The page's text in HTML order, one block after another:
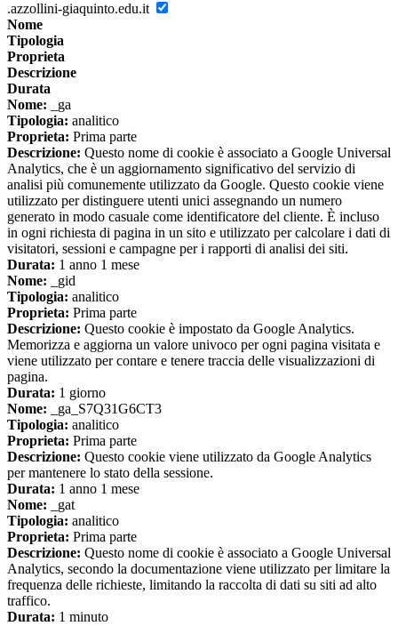
.azzollini-giaquinto.edu.it
Nome
Tipologia
Proprieta
Descrizione
Durata
Nome: _ga
Tipologia: analitico
Proprieta: Prima parte
Descrizione: Questo nome di cookie è associato a Google Universal
Analytics, che è un aggiornamento significativo del servizio di
analisi più comunemente utilizzato da Google. Questo cookie viene
utilizzato per distinguere utenti unici assegnando un numero
generato in modo casuale come identificatore del cliente. È incluso
in ogni richiesta di pagina in un sito e utilizzato per calcolare i dati di
visitatori, sessioni e campagne per i rapporti di analisi dei siti.
Durata: 1 anno 1 mese
Nome: _gid
Tipologia: analitico
Proprieta: Prima parte
Descrizione: Questo cookie è impostato da Google Analytics.
Memorizza e aggiorna un valore univoco per ogni pagina visitata e
viene utilizzato per contare e tenere traccia delle visualizzazioni di
pagina.
Durata: 1 giorno
Nome: _ga_S7Q31G6CT3
Tipologia: analitico
Proprieta: Prima parte
Descrizione: Questo cookie viene utilizzato da Google Analytics
per mantenere lo stato della sessione.
Durata: 1 anno 1 mese
Nome: _gat
Tipologia: analitico
Proprieta: Prima parte
Descrizione: Questo nome di cookie è associato a Google Universal
Analytics, secondo la documentazione viene utilizzato per limitare la
frequenza delle richieste, limitando la raccolta di dati su siti ad alto
traffico.
Durata: 1 minuto